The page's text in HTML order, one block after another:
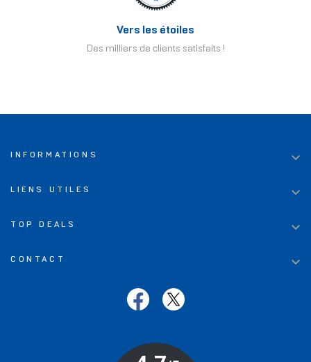
Vers les étoiles
Des milliers de clients satisfaits !
INFORMATIONS 
LIENS UTILES 
TOP DEALS 
CONTACT 